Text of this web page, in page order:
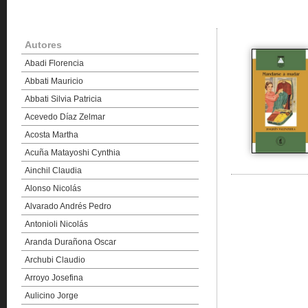
viajeros por un mapa sin tiempo.En una prosa
suceden uno detrás ...
Autores
Abadi Florencia
Abbati Mauricio
Abbati Silvia Patricia
Acevedo Díaz Zelmar
Acosta Martha
Acuña Matayoshi Cynthia
Ainchil Claudia
Alonso Nicolás
Alvarado Andrés Pedro
Antonioli Nicolás
Aranda Durañona Oscar
Archubi Claudio
Arroyo Josefina
Aulicino Jorge